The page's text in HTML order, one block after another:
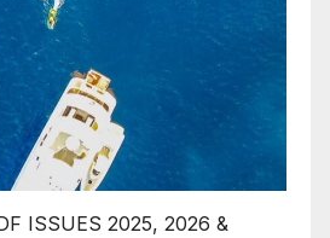
ISSUES 2025, 2026 &